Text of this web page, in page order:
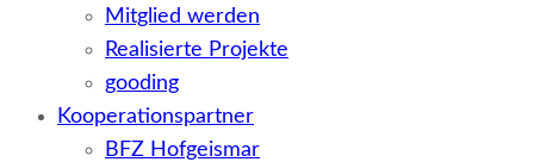
Mitglied werden
Realisierte Projekte
gooding
Kooperationspartner
BFZ Hofgeismar